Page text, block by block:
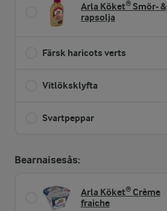
Arla Köket® Smör- &
rapsolja
Färsk haricots verts
Vitlöksklyfta
Svartpeppar
Bearnaisesås:
Arla Köket® Crème
fraiche